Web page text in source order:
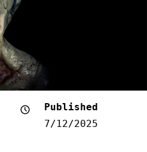
Published
7/12/2025